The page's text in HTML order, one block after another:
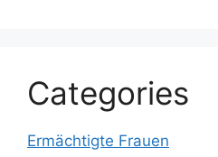
Categories
Ermächtigte Frauen